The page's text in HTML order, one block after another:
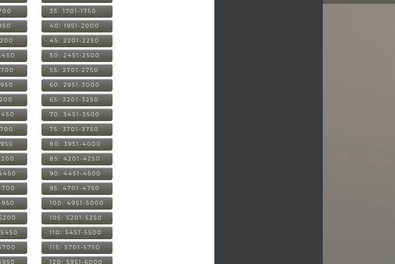
35: 1701-1750
40: 1951-2000
45: 2201-2250
50: 2451-2500
55: 2701-2750
60: 2951-3000
65: 3201-3250
70: 3451-3500
75: 3701-3750
80: 3951-4000
85: 4201-4250
90: 4451-4500
95: 4701-4750
100: 4951-5000
105: 5201-5250
110: 5451-5500
115: 5701-5750
120: 5951-6000